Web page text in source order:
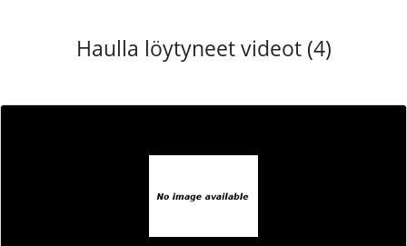
Haulla löytyneet videot (4)